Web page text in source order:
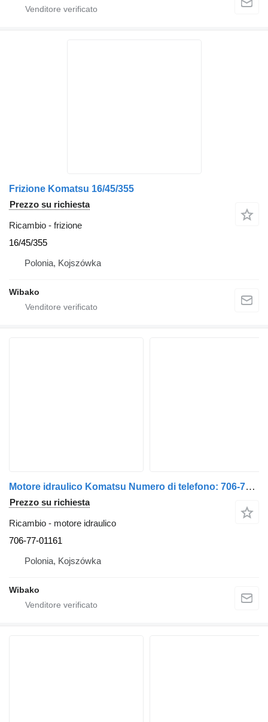
Frizione Komatsu 16/45/355
Prezzo su richiesta
Ricambio - frizione
16/45/355
Polonia, Kojszówka
Wibako
Motore idraulico Komatsu Numero di telefono: 706-77-01161
Prezzo su richiesta
Ricambio - motore idraulico
706-77-01161
Polonia, Kojszówka
Wibako